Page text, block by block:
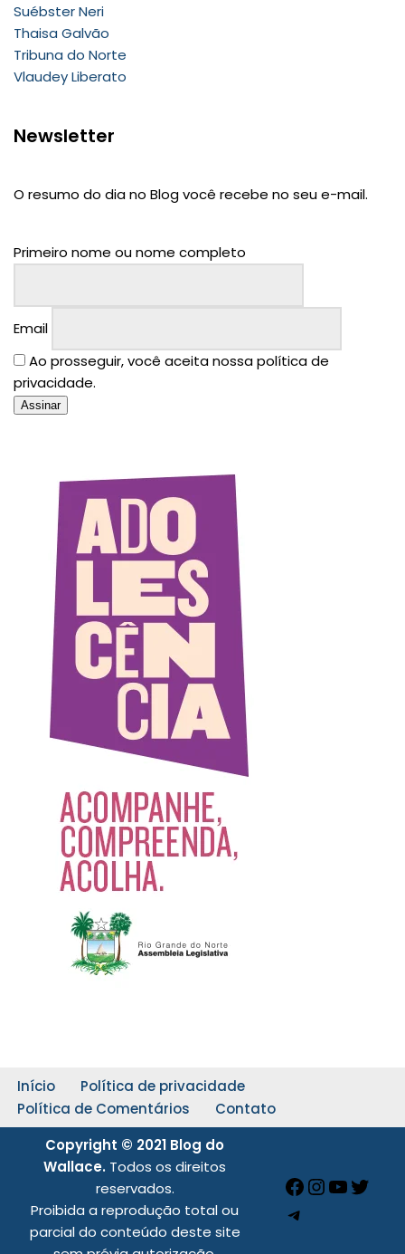
Suébster Neri
Thaisa Galvão
Tribuna do Norte
Vlaudey Liberato
Newsletter
O resumo do dia no Blog você recebe no seu e-mail.
Primeiro nome ou nome completo
Email
Ao prosseguir, você aceita nossa política de
privacidade.
Início
Política de privacidade
Política de Comentários
Contato
Copyright © 2021 Blog do
Wallace. Todos os direitos
reservados.
Proibida a reprodução total ou
parcial do conteúdo deste site